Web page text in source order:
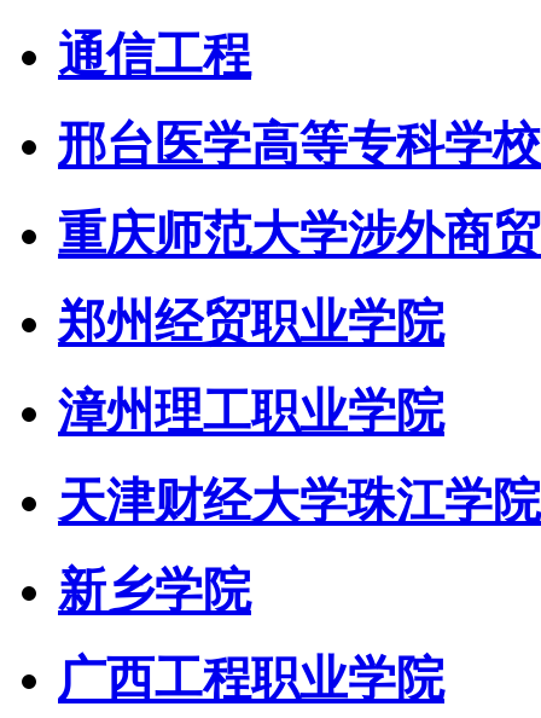
通信工程
邢台医学高等专科学校
重庆师范大学涉外商
郑州经贸职业学院
漳州理工职业学院
天津财经大学珠江学院
新乡学院
广西工程职业学院